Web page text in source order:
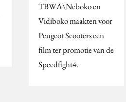
TBWA\Neboko en
Vidiboko maakten voor
Peugeot Scooters een
film ter promotie van de
Speedfight4.